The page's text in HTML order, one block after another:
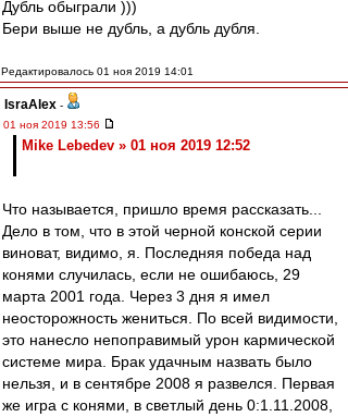
Дубль обыграли )))
Бери выше не дубль, а дубль дубля.
Редактировалось 01 ноя 2019 14:01
IsraAlex -
01 ноя 2019 13:56
Mike Lebedev » 01 ноя 2019 12:52
Что называется, пришло время рассказать...
Дело в том, что в этой черной конской серии
виноват, видимо, я. Последняя победа над
конями случилась, если не ошибаюсь, 29
марта 2001 года. Через 3 дня я имел
неосторожность жениться. По всей видимости,
это нанесло непоправимый урон кармической
системе мира. Брак удачным назвать было
нельзя, и в сентябре 2008 я развелся. Первая
же игра с конями, в светлый день 0:1.11.2008,